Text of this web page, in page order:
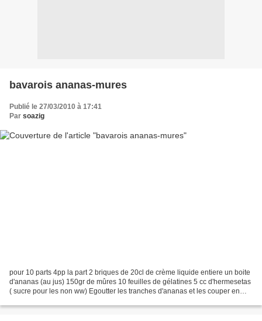
bavarois ananas-mures
Publié le 27/03/2010 à 17:41
Par soazig
pour 10 parts 4pp la part 2 briques de 20cl de crème liquide entiere un boite
d'ananas (au jus) 150gr de mûres 10 feuilles de gélatines 5 cc d'hermesetas
( sucre pour les non ww) Egoutter les tranches d'ananas et les couper en